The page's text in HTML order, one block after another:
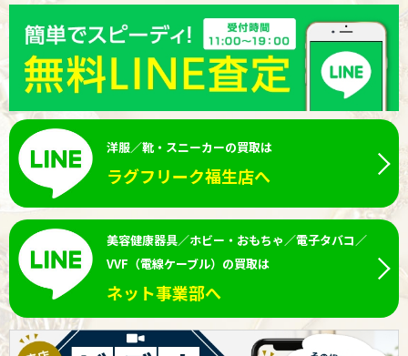
洋服／靴・スニーカーの買取は
ラグフリーク福生店へ
美容健康器具／ホビー・おもちゃ／電子タバコ／
VVF（電線ケーブル）の買取は
ネット事業部へ